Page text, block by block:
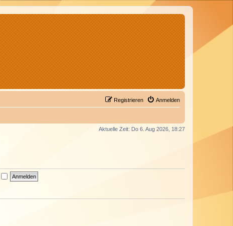
Anmelden
Registrieren
Aktuelle Zeit: Do 6. Aug 2026, 18:27